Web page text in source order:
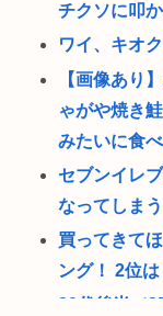
チクソに叩か
ワイ、キオ
【画像あり
ゃがや焼き
みたいに食
セブンイレ
なってしまう
買ってきて
ング！ 2位
30代後半（